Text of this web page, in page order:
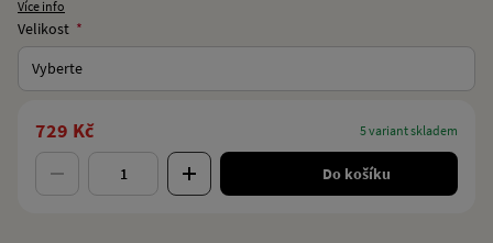
Více info
Velikost
Vyberte
729 Kč 5 variant skladem
Do košíku